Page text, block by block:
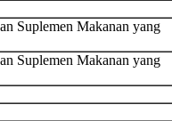
Suplemen Makanan yang
Suplemen Makanan yang